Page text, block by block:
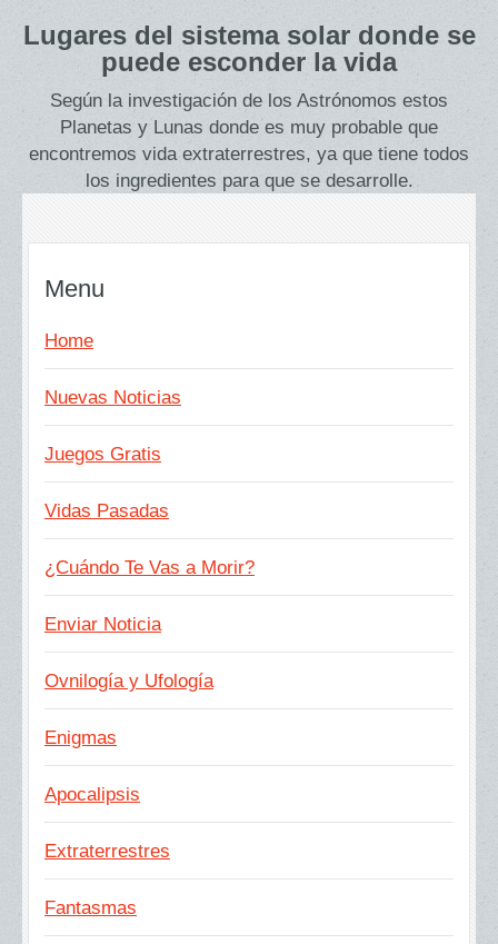
Lugares del sistema solar donde se
puede esconder la vida
Según la investigación de los Astrónomos estos
Planetas y Lunas donde es muy probable que
encontremos vida extraterrestres, ya que tiene todos
los ingredientes para que se desarrolle.
Menu
Home
Nuevas Noticias
Juegos Gratis
Vidas Pasadas
¿Cuándo Te Vas a Morir?
Enviar Noticia
Ovnilogía y Ufología
Enigmas
Apocalipsis
Extraterrestres
Fantasmas